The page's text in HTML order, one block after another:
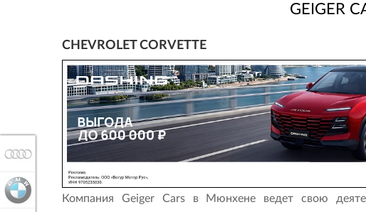
GEIGER
CHEVROLET CORVETTE
Компания Geiger Cars в Мюнхене ведет свою
BMW